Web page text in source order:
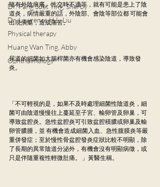
Dr. Pang Suet Ying, Sherby
Dr. Lawrence H.L. Liu
Physical therapy
Huang Wan Ting, Abby
Ophthalmology
隨有外陰痕癢、性交時不適等，就有可能是患上了陰
道炎，病情嚴重的話，外陰部、會陰等部位都 可能會
出現潰瘍，造成痛苦。
尿道的細菌如大腸桿菌亦有機會感染陰道，導致發
炎。
「不可輕視的是，如果不及時處理細菌性陰道炎，細
菌可由陰道慢慢往上蔓延至子宮、輸卵管及卵巢，可
導致盆腔炎。急性盆腔炎可引致盆腔積膿或卵巢及輸
卵管膿腫，並 有機會造成細菌入血、急性腹膜炎等嚴
重併發症；至於慢性骨盆腔發炎症狀比較不明顯，除
了長期的異常陰道分泌外，有機會沒有明顯病徵，或
只是伴隨重複性輕微肚痛。 」黃醫生稱。